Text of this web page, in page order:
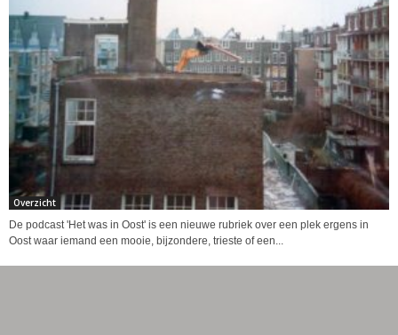
Overzicht
De podcast 'Het was in Oost' is een nieuwe rubriek over een plek ergens in
Oost waar iemand een mooie, bijzondere, trieste of een...